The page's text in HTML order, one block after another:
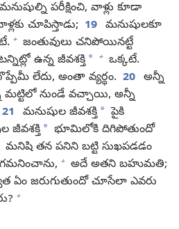
పరీక్షించి, వాళ్లు కూడా
చూపిస్తాడు; 19 మనుషులకూ
+ జంతువులు చనిపోయినట్టే
ఉన్న జీవశక్తి * + ఒక్కటే.
లేదు, అంతా వ్యర్థం. 20 అన్నీ
మట్టిలో నుండే వచ్చాయి, అన్నీ
21 మనుషుల జీవశక్తి * పైకి
జీవశక్తి * భూమిలోకి దిగిపోతుందో
మనిషి తన పనిని బట్టి సుఖపడడం
+ అదే అతని బహుమతి;
జరుగుతుందో చూసేలా ఎవరు
+